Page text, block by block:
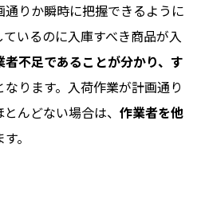
りか瞬時に把握できるように
いるのに入庫すべき商品が入
者不足であることが分かり、す
なります。入荷作業が計画通り
んどない場合は、 作業者を他
。